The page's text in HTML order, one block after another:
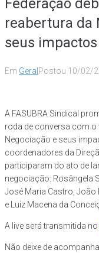
Federação
reabertura da
seus impactos
Em Geral Postou 10/02/
A FASUBRA Sindical
roda de conversa com o
Negociação e seus
coordenadores da
participaram do ato de
negociação: Rosângela
José Maria Castro, João
e Luiz Macena da
A live será transmitida no
Não deixe de